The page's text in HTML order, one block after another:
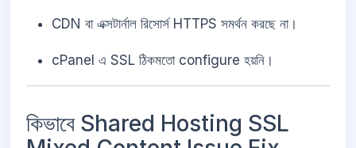
CDN বা এক্সটার্নাল রিসোর্স HTTPS সমর্থন করছে না।
cPanel এ SSL ঠিকমতো configure হয়নি।
কিভাবে Shared Hosting SSL